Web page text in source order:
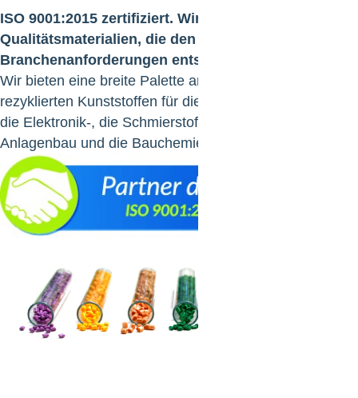
ISO 9001:2015 zertifiziert. Wir liefern
Qualitätsmaterialien, die den strengsten
Branchenanforderungen entsprechen.
Wir bieten eine breite Palette an virginalen und
rezyklierten Kunststoffen für die Kabel-, die Automobil-,
die Elektronik-, die Schmierstoffindustrie sowie in den
Anlagenbau und die Bauchemie.